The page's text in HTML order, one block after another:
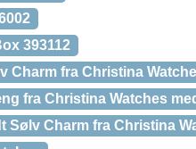
393112
Charm fra Christina
fra Christina Watches
Sølv Charm fra Christina